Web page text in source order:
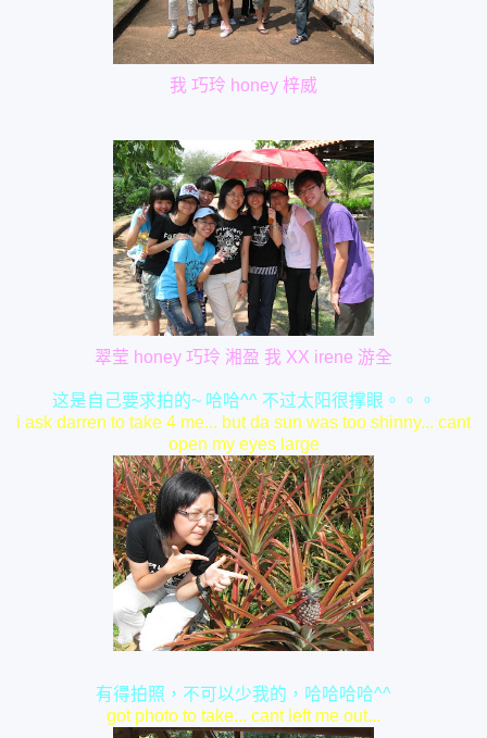
我 巧玲 honey 梓威
翠莹 honey 巧玲 湘盈 我 XX irene 游全
这是自己要求拍的~ 哈哈^^ 不过太阳很撑眼。。。
i ask darren to take 4 me... but da sun was too shinny... cant
open my eyes large
有得拍照，不可以少我的，哈哈哈哈^^
got photo to take... cant left me out...